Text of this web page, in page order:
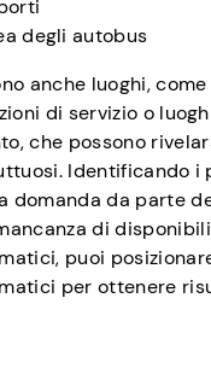
degli autobus
anche luoghi,
di servizio o
che possono
Identificando i
domanda da parte
di
puoi
per ottenere